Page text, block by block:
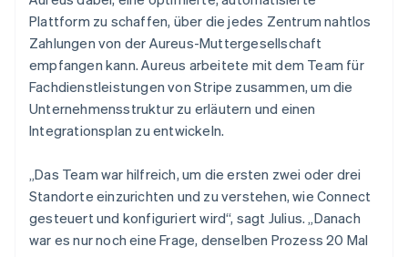
Plattform zu schaffen, über die jedes Zentrum nahtlos
Zahlungen von der Aureus-Muttergesellschaft
empfangen kann. Aureus arbeitete mit dem Team für
Fachdienstleistungen von Stripe zusammen, um die
Unternehmensstruktur zu erläutern und einen
Integrationsplan zu entwickeln.
„Das Team war hilfreich, um die ersten zwei oder drei
Standorte einzurichten und zu verstehen, wie Connect
gesteuert und konfiguriert wird“, sagt Julius. „Danach
war es nur noch eine Frage, denselben Prozess 20 Mal